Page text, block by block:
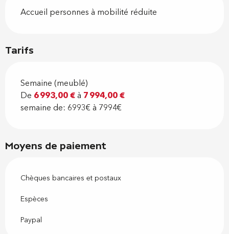
Accueil personnes à mobilité réduite
Tarifs
Semaine (meublé)
De 6 993,00 €à 7 994,00 €
semaine de: 6993€ à 7994€
Moyens de paiement
Chèques bancaires et postaux
Espèces
Paypal